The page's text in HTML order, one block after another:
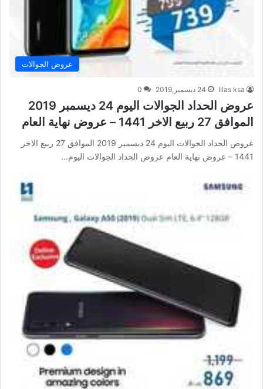
عروض الجوالات
lilas ksa 24 ديسمبر,2019 0
عروض الحداد الجوالات اليوم 24 ديسمبر 2019
الموافق 27 ربيع الاخر 1441 – عروض نهاية العام
عروض الحداد الجوالات اليوم 24 ديسمبر 2019 الموافق 27 ربيع الاخر
1441 – عروض نهاية العام عروض الحداد الجوالات اليوم…